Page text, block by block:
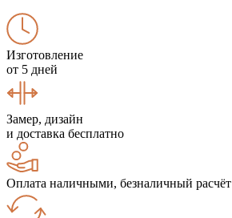
Изготовление
от 5 дней
Замер, дизайн
и доставка бесплатно
Оплата наличными, безналичный расчёт